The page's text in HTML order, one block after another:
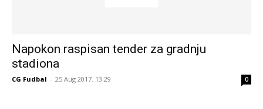
Napokon raspisan tender za gradnju
stadiona
CG Fudbal - 25 Aug 2017. 13:29 0